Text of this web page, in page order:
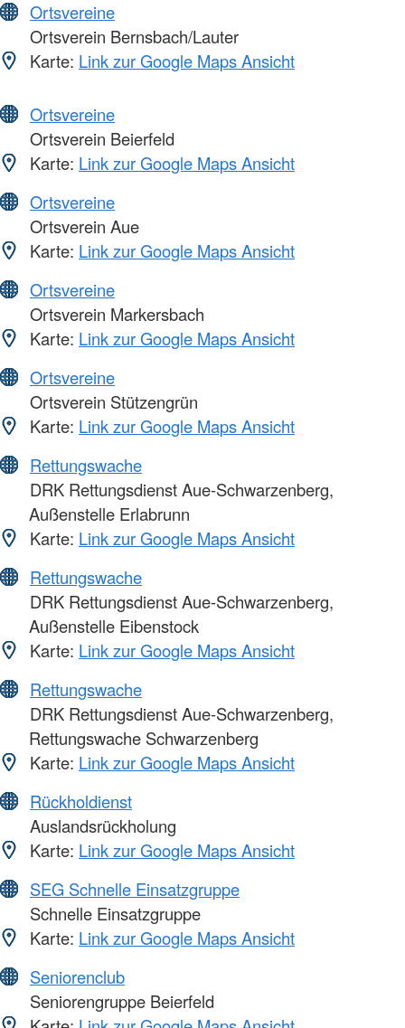
Ortsvereine
Ortsverein Bernsbach/Lauter
Karte: Link zur Google Maps Ansicht
Ortsvereine
Ortsverein Beierfeld
Karte: Link zur Google Maps Ansicht
Ortsvereine
Ortsverein Aue
Karte: Link zur Google Maps Ansicht
Ortsvereine
Ortsverein Markersbach
Karte: Link zur Google Maps Ansicht
Ortsvereine
Ortsverein Stützengrün
Karte: Link zur Google Maps Ansicht
Rettungswache
DRK Rettungsdienst Aue-Schwarzenberg,
Außenstelle Erlabrunn
Karte: Link zur Google Maps Ansicht
Rettungswache
DRK Rettungsdienst Aue-Schwarzenberg,
Außenstelle Eibenstock
Karte: Link zur Google Maps Ansicht
Rettungswache
DRK Rettungsdienst Aue-Schwarzenberg,
Rettungswache Schwarzenberg
Karte: Link zur Google Maps Ansicht
Rückholdienst
Auslandsrückholung
Karte: Link zur Google Maps Ansicht
SEG Schnelle Einsatzgruppe
Schnelle Einsatzgruppe
Karte: Link zur Google Maps Ansicht
Seniorenclub
Seniorengruppe Beierfeld